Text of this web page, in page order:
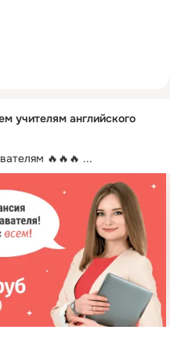
учителям английского
🔥🔥🔥 ...